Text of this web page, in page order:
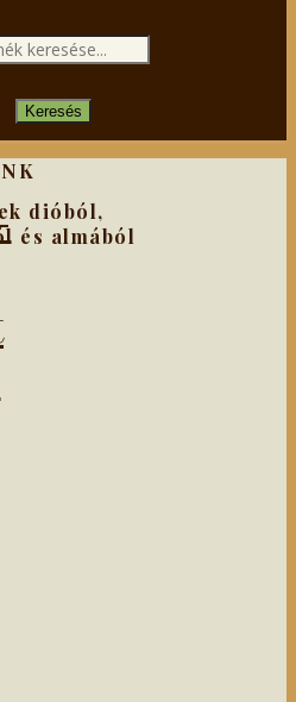
Keresés
dióból,
és almából